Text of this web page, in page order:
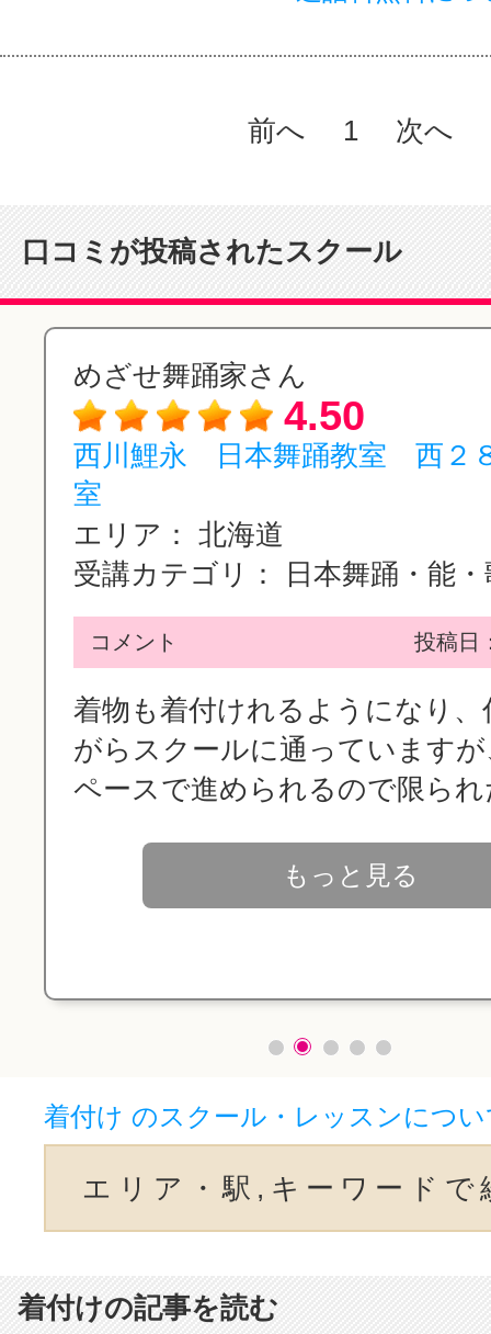
前へ 1 次へ
口コミが投稿されたスクール
めざせ舞踊家さん
4.50
西川鯉永 日本舞踊教室 西２
室
エリア： 北海道
受講カテゴリ：
日本舞踊・能
コメント 投稿日
着物も着付けれるようになり
がらスクールに通っています
ペースで進められるので限られ
もっと見る
着付け のスクール・レッスンにつ
エリア・駅,キーワードで
着付けの記事を読む